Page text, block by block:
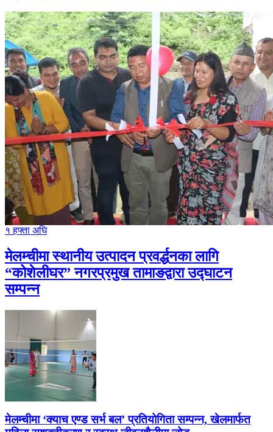
१ हफ्ता अघि
मेलम्चीमा स्थानीय उत्पादन प्रवर्द्धनका लागि
“कोशेलीघर” नगरप्रमुख तामाङद्वारा उद्घाटन
सम्पन्न
मेलम्चीमा ‘क्याच एण्ड सर्भ बल’ प्रतियोगिता सम्पन्न, खेलमार्फत